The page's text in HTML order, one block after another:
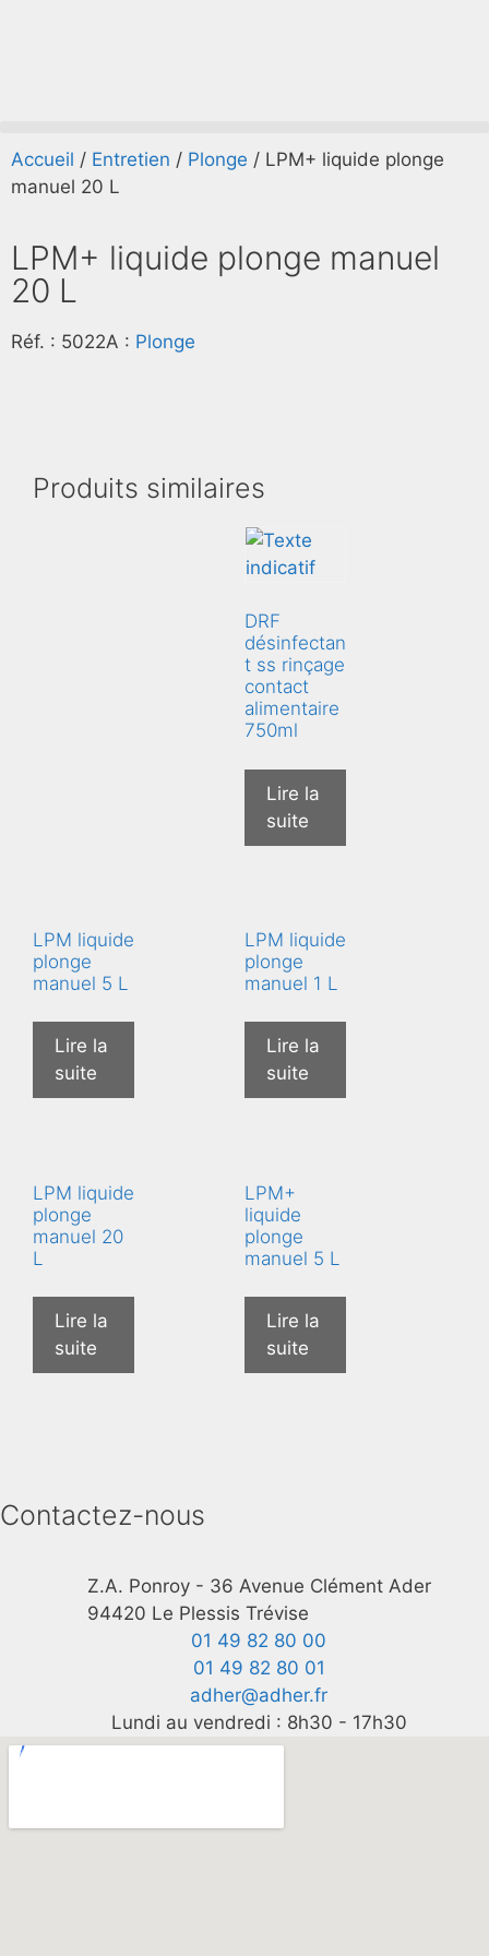
Accueil / Entretien / Plonge / LPM+ liquide plonge
manuel 20 L
LPM+ liquide plonge manuel
20 L
Réf. : 5022A : Plonge
Produits similaires
DRF
désinfectan
t ss rinçage
contact
alimentaire
750ml
Lire la
suite
LPM liquide
plonge
manuel 5 L
Lire la
suite
LPM liquide
plonge
manuel 1 L
Lire la
suite
LPM liquide
plonge
manuel 20
L
Lire la
suite
LPM+
liquide
plonge
manuel 5 L
Lire la
suite
Contactez-nous
Z.A. Ponroy - 36 Avenue Clément Ader
94420 Le Plessis Trévise
01 49 82 80 00
01 49 82 80 01
adher@adher.fr
Lundi au vendredi : 8h30 - 17h30